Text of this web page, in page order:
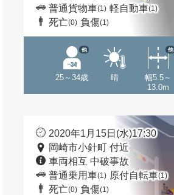
普通貨物車(1) 軽自動車(1)
死亡(0) 負傷(1)
25～34歳
他
晴
幅5.5～
13.0m
他
2020年1月15日(水)17:30
岡崎市小針町 付近
車両相互 中破事故
普通乗用車(1) 原付自転車(1)
死亡(0) 負傷(1)